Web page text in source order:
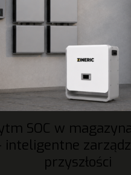
SOC w
inteligentne
przyszłości